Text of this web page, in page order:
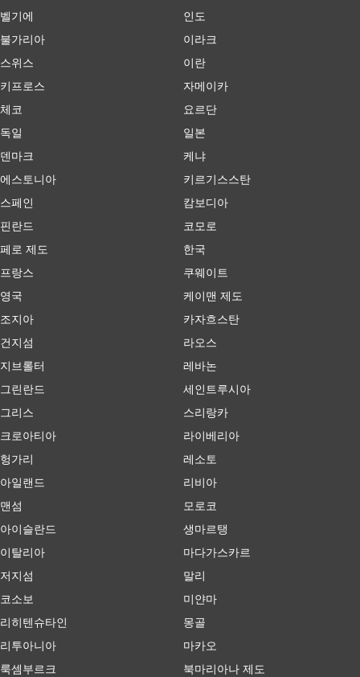
벨기에
불가리아
스위스
키프로스
체코
독일
덴마크
에스토니아
스페인
핀란드
페로 제도
프랑스
영국
조지아
건지섬
지브롤터
그린란드
그리스
크로아티아
헝가리
아일랜드
맨섬
아이슬란드
이탈리아
저지섬
코소보
리히텐슈타인
리투아니아
룩셈부르크
인도
이라크
이란
자메이카
요르단
일본
케냐
키르기스스탄
캄보디아
코모로
한국
쿠웨이트
케이맨 제도
카자흐스탄
라오스
레바논
세인트루시아
스리랑카
라이베리아
레소토
리비아
모로코
생마르탱
마다가스카르
말리
미얀마
몽골
마카오
북마리아나 제도